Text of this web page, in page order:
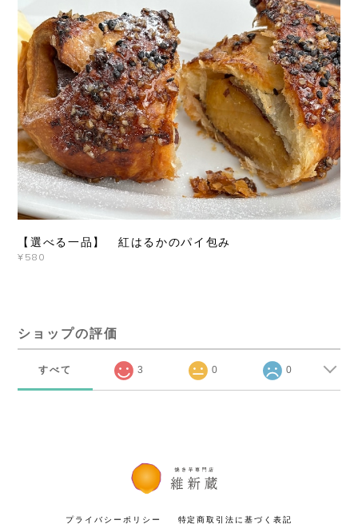
【選べる一品】 紅はるかのパイ包み
¥580
ショップの評価
すべて 3 0 0
プライバシーポリシー 特定商取引法に基づく表記